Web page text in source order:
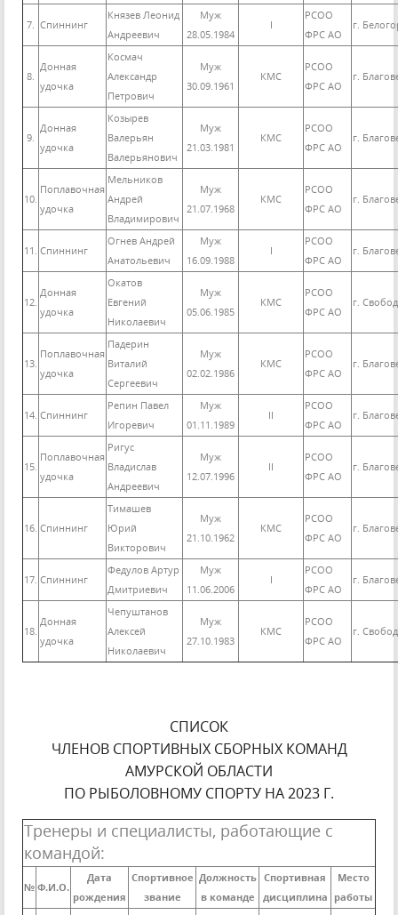
7. Спиннинг
Князев Леонид
Андреевич
Муж
28.05.1984
I
РСОО
ФРС АО
г.
8.
Донная
удочка
Космач
Александр
Петрович
Муж
30.09.1961
КМС
РСОО
ФРС АО
г.
9.
Донная
удочка
Козырев
Валерьян
Валерьянович
Муж
21.03.1981
КМС
РСОО
ФРС АО
г.
10.
Поплавочная
удочка
Мельников
Андрей
Владимирович
Муж
21.07.1968
КМС
РСОО
ФРС АО
г.
11. Спиннинг
Огнев Андрей
Анатольевич
Муж
16.09.1988
I
РСОО
ФРС АО
г.
12.
Донная
удочка
Окатов
Евгений
Николаевич
Муж
05.06.1985
КМС
РСОО
ФРС АО
г.
13.
Поплавочная
удочка
Падерин
Виталий
Сергеевич
Муж
02.02.1986
КМС
РСОО
ФРС АО
г.
14. Спиннинг
Репин Павел
Игоревич
Муж
01.11.1989
II
РСОО
ФРС АО
г.
15.
Поплавочная
удочка
Ригус
Владислав
Андреевич
Муж
12.07.1996
II
РСОО
ФРС АО
г.
16. Спиннинг
Тимашев
Юрий
Викторович
Муж
21.10.1962
КМС
РСОО
ФРС АО
г.
17. Спиннинг
Федулов Артур
Дмитриевич
Муж
11.06.2006
I
РСОО
ФРС АО
г.
18.
Донная
удочка
Чепуштанов
Алексей
Николаевич
Муж
27.10.1983
КМС
РСОО
ФРС АО
г.
СПИСОК
ЧЛЕНОВ СПОРТИВНЫХ СБОРНЫХ КОМАНД
АМУРСКОЙ ОБЛАСТИ
ПО РЫБОЛОВНОМУ СПОРТУ НА 2023 Г.
Тренеры и специалисты, работающие с
командой:
№ Ф.И.О.
Дата
рождения
Спортивное
звание
Должность
в команде
Спортивная
дисциплина
Место
работы